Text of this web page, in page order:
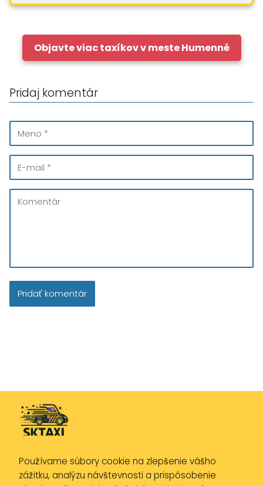
Objavte viac taxíkov v meste Humenné
Pridaj komentár
Zásady ochrany osobných údajov
Používame súbory cookie na zlepšenie vášho
zážitku, analýzu návštevnosti a prispôsobenie